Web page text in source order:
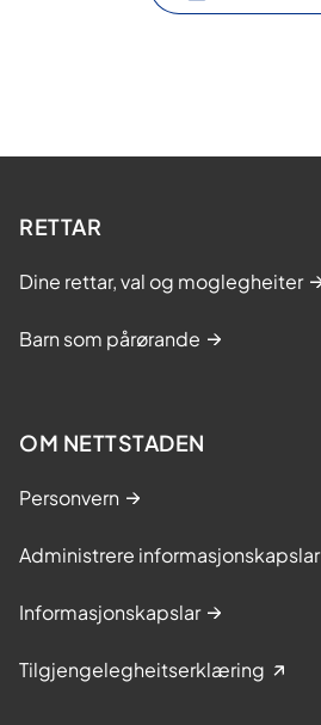
RETTAR
Dine rettar, val og moglegheiter
Barn som pårørande
OM NETTSTADEN
Personvern
Administrere informasjonskapslar
Informasjonskapslar
Tilgjengelegheitserklæring